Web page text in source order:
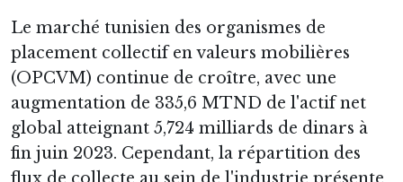
Le marché tunisien des organismes de
placement collectif en valeurs mobilières
(OPCVM) continue de croître, avec une
augmentation de 335,6 MTND de l'actif net
global atteignant 5,724 milliards de dinars à
fin juin 2023. Cependant, la répartition des
flux de collecte au sein de l'industrie présente